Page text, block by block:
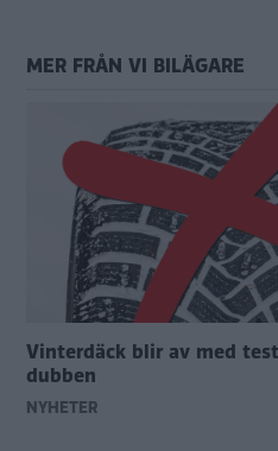
MER FRÅN VI BILÄGARE
Vinterdäck blir av med
dubben
NYHETER